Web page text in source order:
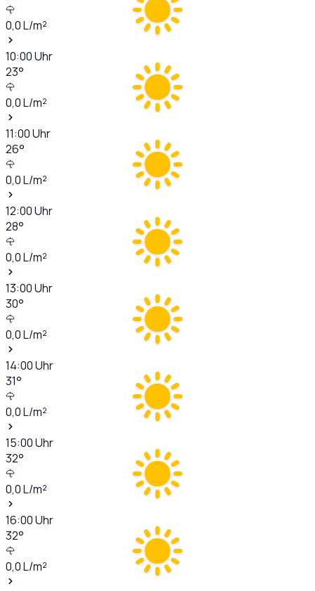
0,0L/m²
10:00Uhr
23°
0,0L/m²
11:00Uhr
26°
0,0L/m²
12:00Uhr
28°
0,0L/m²
13:00Uhr
30°
0,0L/m²
14:00Uhr
31°
0,0L/m²
15:00Uhr
32°
0,0L/m²
16:00Uhr
32°
0,0L/m²